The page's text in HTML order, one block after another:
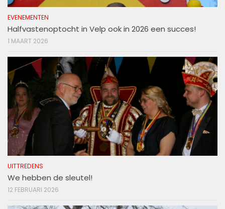
EVENEMENTEN
Halfvastenoptocht in Velp ook in 2026 een succes!
1 MAART 2026
UITTREDENS
We hebben de sleutel!
12 FEBRUARI 2026